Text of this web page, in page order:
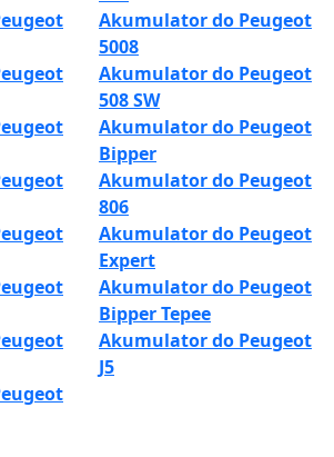
Akumulator do Peugeot
5008
Akumulator do Peugeot
508 SW
Akumulator do Peugeot
Bipper
Akumulator do Peugeot
806
Akumulator do Peugeot
Expert
Akumulator do Peugeot
Bipper Tepee
Akumulator do Peugeot
J5